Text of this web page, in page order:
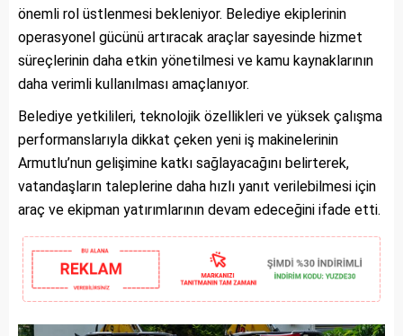
önemli rol üstlenmesi bekleniyor. Belediye ekiplerinin
operasyonel gücünü artıracak araçlar sayesinde hizmet
süreçlerinin daha etkin yönetilmesi ve kamu kaynaklarının
daha verimli kullanılması amaçlanıyor.
Belediye yetkilileri, teknolojik özellikleri ve yüksek çalışma
performanslarıyla dikkat çeken yeni iş makinelerinin
Armutlu’nun gelişimine katkı sağlayacağını belirterek,
vatandaşların taleplerine daha hızlı yanıt verilebilmesi için
araç ve ekipman yatırımlarının devam edeceğini ifade etti.